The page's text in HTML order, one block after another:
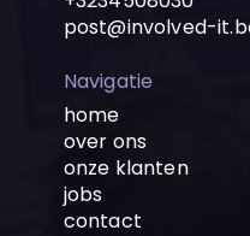
post@involved-
Navigatie
home
over ons
onze klanten
jobs
contact